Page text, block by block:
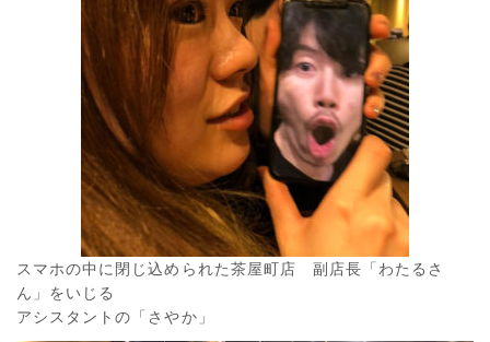
スマホの中に閉じ込められた茶屋町店 副店長「わたるさ
ん」をいじる
アシスタントの「さやか」